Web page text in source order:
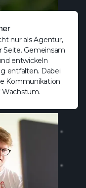
nur als Agentur,
Seite. Gemeinsam
entwickeln
entfalten. Dabei
Kommunikation
Wachstum.